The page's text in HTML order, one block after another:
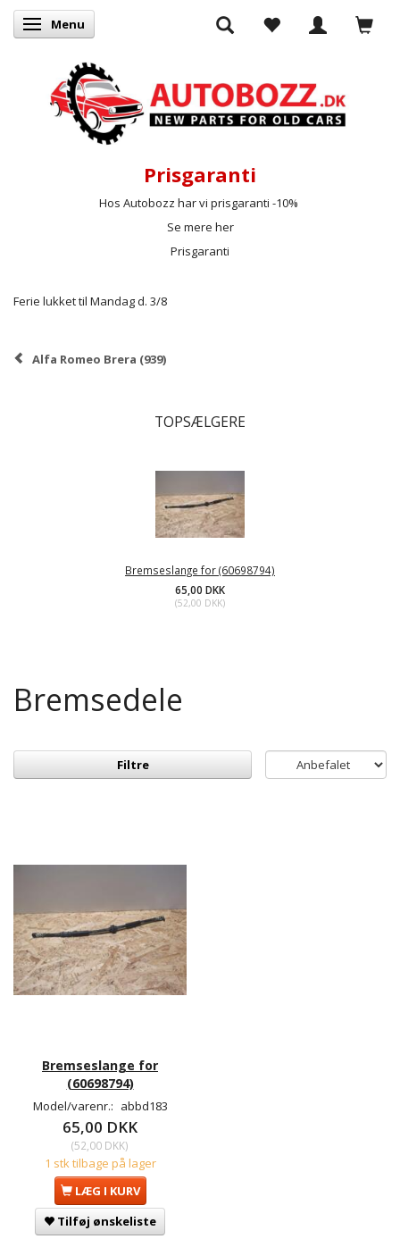
Skifte navigation
Menu
Prisgaranti
Hos Autobozz har vi prisgaranti -10%
Se mere her
Prisgaranti
Ferie lukket til Mandag d. 3/8
Alfa Romeo Brera (939)
TOPSÆLGERE
Bremseslange for (60698794)
65,00 DKK
(52,00 DKK)
Bremsedele
Filtre
Bremseslange for
(60698794)
Model/varenr.: abbd183
65,00 DKK
(52,00 DKK)
1 stk tilbage på lager
LÆG I KURV
Tilføj ønskeliste